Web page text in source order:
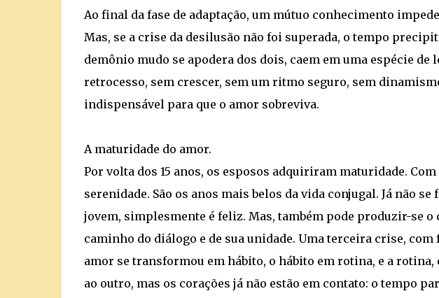
Ao final da fase de adaptação, um mútuo conhecimento
Mas, se a crise da desilusão não foi superada, o tempo
demônio mudo se apodera dos dois, caem em uma espécie de
retrocesso, sem crescer, sem um ritmo seguro, sem
indispensável para que o amor sobreviva.
A maturidade do amor.
Por volta dos 15 anos, os esposos adquiriram maturidade.
serenidade. São os anos mais belos da vida conjugal. Já não
jovem, simplesmente é feliz. Mas, também pode produzir-se
caminho do diálogo e de sua unidade. Uma terceira crise,
amor se transformou em hábito, o hábito em rotina, e a
ao outro, mas os corações já não estão em contato: o tempo